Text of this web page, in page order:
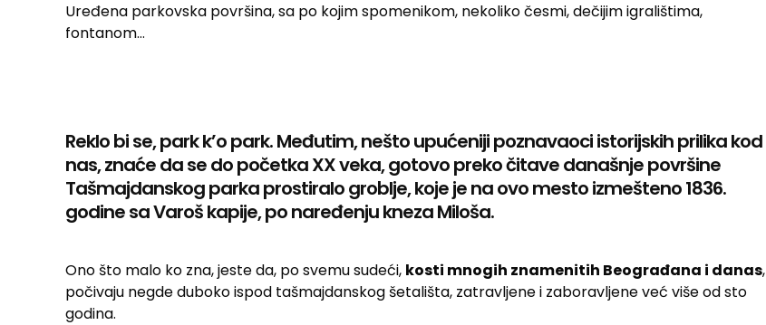
Uređena parkovska površina, sa po kojim spomenikom, nekoliko česmi, dečijim igralištima,
fontanom…
Reklo bi se, park k’o park. Međutim, nešto upućeniji poznavaoci istorijskih prilika kod
nas, znaće da se do početka XX veka, gotovo preko čitave današnje površine
Tašmajdanskog parka prostiralo groblje, koje je na ovo mesto izmešteno 1836.
godine sa Varoš kapije, po naređenju kneza Miloša.
Ono što malo ko zna, jeste da, po svemu sudeći, kosti mnogih znamenitih Beograđana i danas,
počivaju negde duboko ispod tašmajdanskog šetališta, zatravljene i zaboravljene već više od sto
godina.